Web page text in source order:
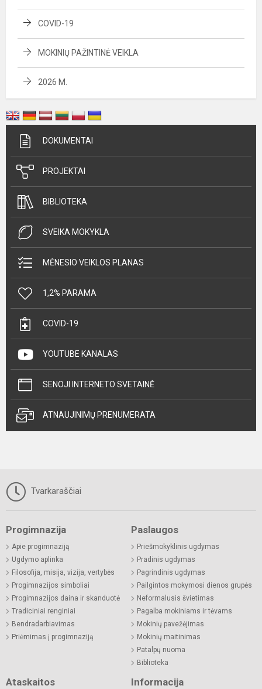
COVID-19
MOKINIŲ PAŽINTINĖ VEIKLA
2026 M.
DOKUMENTAI
PROJEKTAI
BIBLIOTEKA
SVEIKA MOKYKLA
MĖNESIO VEIKLOS PLANAS
1,2% PARAMA
COVID-19
YOUTUBE KANALAS
SENOJI INTERNETO SVETAINĖ
ATNAUJINIMŲ PRENUMERATA
Tvarkaraščiai
Progimnazija
Apie progimnaziją
Ugdymo aplinka
Filosofija, misija, vizija, vertybės
Progimnazijos simboliai
Progimnazijos daina ir skanduotė
Tradiciniai renginiai
Bendradarbiavimas
Priėmimas į progimnaziją
Paslaugos
Priešmokyklinis ugdymas
Pradinis ugdymas
Pagrindinis ugdymas
Pailgintos mokymosi dienos grupės
Neformalusis švietimas
Pagalba mokiniams ir tėvams
Mokinių pavežėjimas
Mokinių maitinimas
Patalpų nuoma
Biblioteka
Ataskaitos Informacija